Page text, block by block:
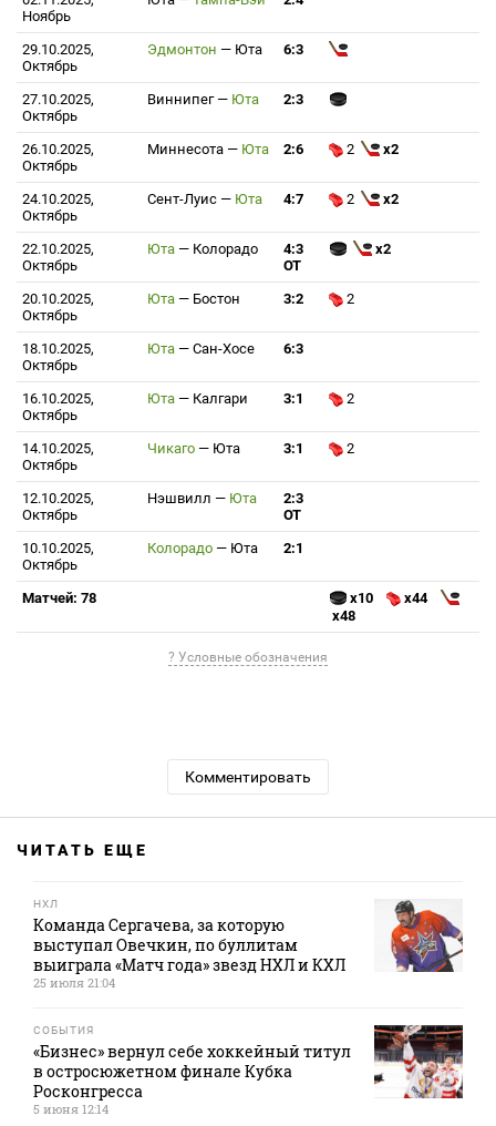
Ноябрь
29.10.2025,
Октябрь
Эдмонтон — Юта 6:3
27.10.2025,
Октябрь
Виннипег — Юта 2:3
26.10.2025,
Октябрь
Миннесота — Юта 2:6 2 x2
24.10.2025,
Октябрь
Сент-Луис — Юта 4:7 2 x2
22.10.2025,
Октябрь
Юта — Колорадо
4:3
ОТ
x2
20.10.2025,
Октябрь
Юта — Бостон 3:2 2
18.10.2025,
Октябрь
Юта — Сан-Хосе 6:3
16.10.2025,
Октябрь
Юта — Калгари 3:1 2
14.10.2025,
Октябрь
Чикаго — Юта 3:1 2
12.10.2025,
Октябрь
Нэшвилл — Юта
2:3
ОТ
10.10.2025,
Октябрь
Колорадо — Юта 2:1
Матчей: 78 x10
x44
x48
? Условные обозначения
Комментировать
ЧИТАТЬ ЕЩЕ
НХЛ
Команда Сергачева, за которую
выступал Овечкин, по буллитам
выиграла «Матч года» звезд НХЛ и КХЛ
25 июля 21:04
СОБЫТИЯ
«Бизнес» вернул себе хоккейный титул
в остросюжетном финале Кубка
Росконгресса
5 июня 12:14